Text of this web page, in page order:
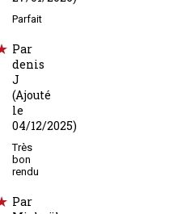
Parfait
Par
denis
J
(Ajouté
le
04/12/2025)
Très
bon
rendu
Par